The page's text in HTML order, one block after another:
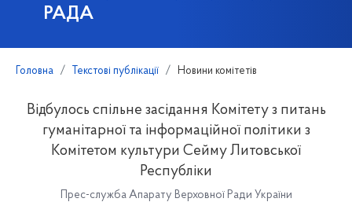
РАДА
Головна Текстові публікації Новини комітетів
Відбулось спільне засідання Комітету з питань
гуманітарної та інформаційної політики з
Комітетом культури Сейму Литовської
Республіки
Прес-служба Апарату Верховної Ради України